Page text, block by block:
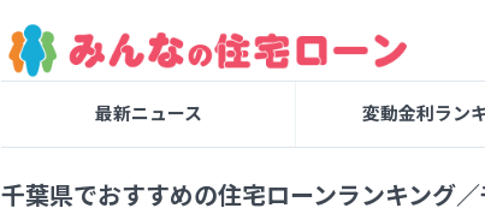
最新ニュース 変動金利ラン
千葉県でおすすめの住宅ローンランキング